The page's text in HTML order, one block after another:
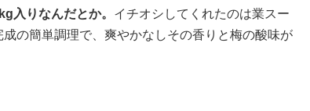
入りなんだとか。 イチオシしてくれたのは業スー
の簡単調理で、爽やかなしその香りと梅の酸味が